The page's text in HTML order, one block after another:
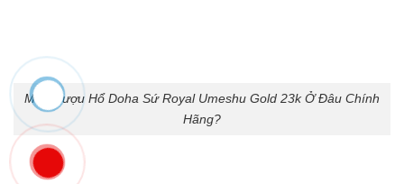
Mua Rượu Hổ Doha Sứ Royal Umeshu Gold 23k Ở Đâu Chính
Hãng?